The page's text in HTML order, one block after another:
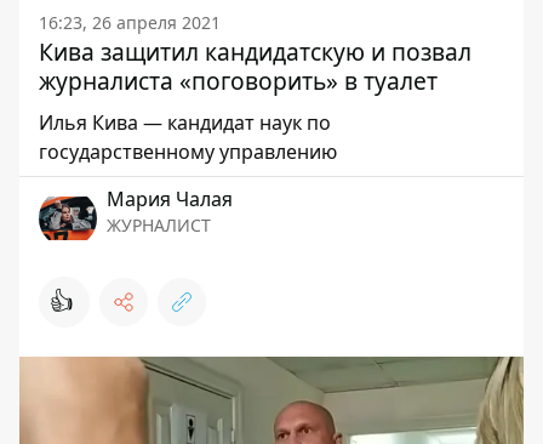
16:23, 26 апреля 2021
Кива защитил кандидатскую и позвал
журналиста «поговорить» в туалет
Илья Кива — кандидат наук по
государственному управлению
Мария Чалая
ЖУРНАЛИСТ
👍